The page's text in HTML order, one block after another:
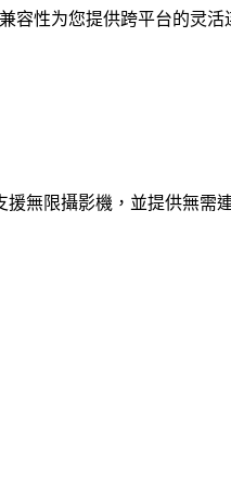
容性为您提供跨平台的灵
無限攝影機，並提供無需